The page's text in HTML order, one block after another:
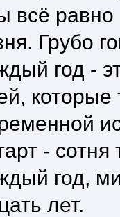
всё равно
Грубо
год -
которые
-
год,
лет.